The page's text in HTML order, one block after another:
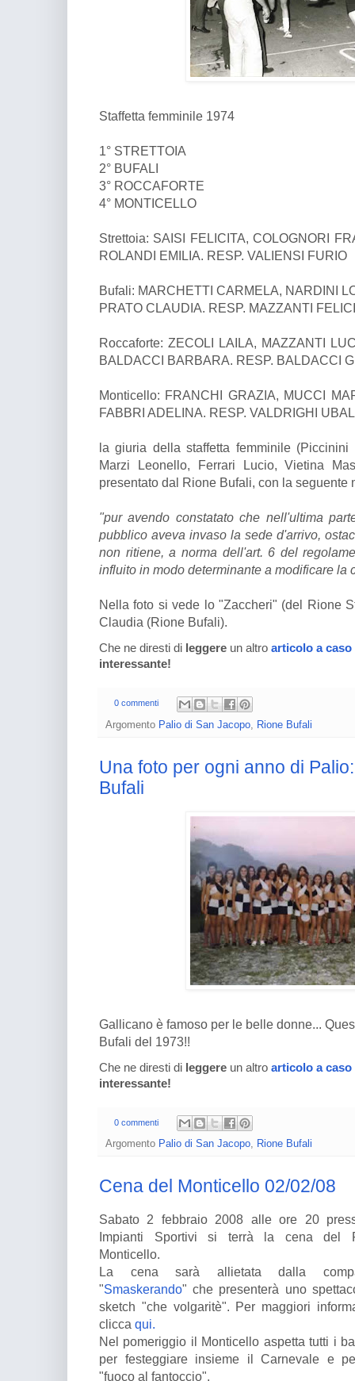
Staffetta femminile 1974
1° STRETTOIA
2° BUFALI
3° ROCCAFORTE
4° MONTICELLO
Strettoia: SAISI FELICITA, COLOGNORI
ROLANDI EMILIA. RESP. VALIENSI FURIO
Bufali: MARCHETTI CARMELA, NARDINI
PRATO CLAUDIA. RESP. MAZZANTI
Roccaforte: ZECOLI LAILA, MAZZANTI
BALDACCI BARBARA. RESP. BALDACCI
Monticello: FRANCHI GRAZIA, MUCCI
FABBRI ADELINA. RESP. VALDRIGHI
la giuria della staffetta femminile
Marzi Leonello, Ferrari Lucio, Vietina
presentato dal Rione Bufali, con la seguente
"pur avendo constatato che nell'ultima
pubblico aveva invaso la sede d'arrivo,
non ritiene, a norma dell'art. 6 del
influito in modo determinante a modificare la
Nella foto si vede lo "Zaccheri" (del Rione
Claudia (Rione Bufali).
Che ne diresti di leggere un altro articolo a caso
interessante!
0 commenti
Argomento Palio di San Jacopo Rione Bufali
Una foto per ogni anno di
Bufali
Gallicano è famoso per le belle donne...
Bufali del 1973!!
Che ne diresti di leggere un altro articolo a caso
interessante!
0 commenti
Argomento Palio di San Jacopo, Rione Bufali
Cena del Monticello 02/02/08
Sabato 2 febbraio 2008 alle ore 20
Impianti Sportivi si terrà la cena del
Monticello.
La cena sarà allietata dalla
"Smaskerando" che presenterà uno
sketch "che volgaritè". Per maggiori
clicca qui.
Nel pomeriggio il Monticello aspetta tutti i
per festeggiare insieme il Carnevale e
"fuoco al fantoccio".